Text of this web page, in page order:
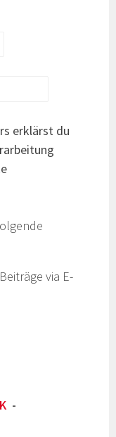
erklärst du
via E-